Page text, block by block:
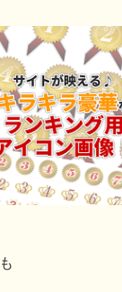
も